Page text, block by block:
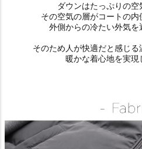
ダウンはたっぷりの空
その空気の層がコートの内
外側からの冷たい外気を
そのため人が快適だと感じる
暖かな着心地を実現